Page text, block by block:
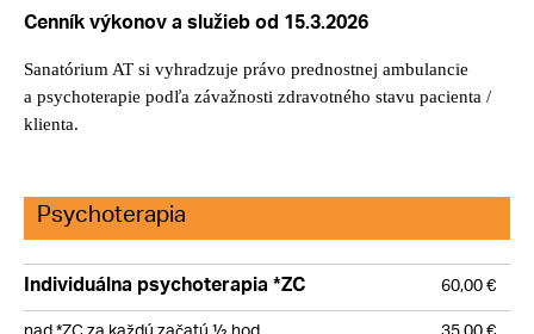
Cenník výkonov a služieb od 15.3.2026
Sanatórium AT si vyhradzuje právo prednostnej ambulancie
a psychoterapie podľa závažnosti zdravotného stavu pacienta /
klienta.
Psychoterapia
Individuálna psychoterapia *ZC
60,00 €